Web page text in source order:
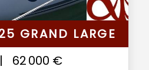
GRAND LARGE
|
62 000 €